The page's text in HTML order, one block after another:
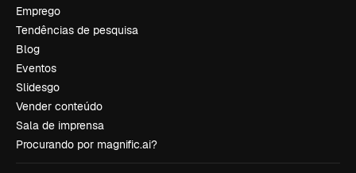
Emprego
Tendências de pesquisa
Blog
Eventos
Slidesgo
Vender conteúdo
Sala de imprensa
Procurando por magnific.ai?